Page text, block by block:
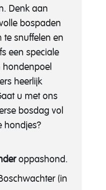
Denk aan
bospaden
snuffelen en
een speciale
hondenpoel
heerlijk
u met ons
bosdag vol
hondjes?
oppashond.
(in